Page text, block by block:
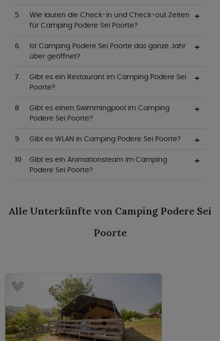
Wie lauten die Check-in und Check-out Zeiten
für Camping Podere Sei Poorte?
Ist Camping Podere Sei Poorte das ganze Jahr
über geöffnet?
Gibt es ein Restaurant im Camping Podere Sei
Poorte?
Gibt es einen Swimmingpool im Camping
Podere Sei Poorte?
Gibt es WLAN in Camping Podere Sei Poorte?
Gibt es ein Animationsteam im Camping
Podere Sei Poorte?
Alle Unterkünfte von Camping Podere Sei
Poorte